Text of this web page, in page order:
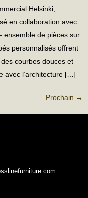
Helsinki,
en collaboration avec
ensemble de pièces sur
personnalisés offrent
courbes douces et
avec l’architecture […]
Prochain →